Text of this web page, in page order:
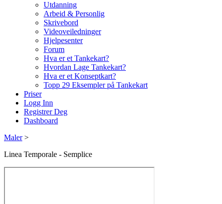
Utdanning
Arbeid & Personlig
Skrivebord
Videoveiledninger
Hjelpesenter
Forum
Hva er et Tankekart?
Hvordan Lage Tankekart?
Hva er et Konseptkart?
Topp 29 Eksempler på Tankekart
Priser
Logg Inn
Registrer Deg
Dashboard
Maler >
Linea Temporale - Semplice